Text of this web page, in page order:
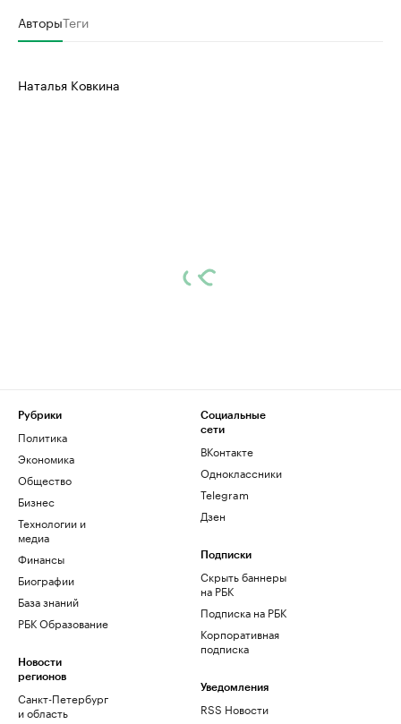
Делитесь новостями бизнеса на РБК
бренды спикеров бизнеса
АвторыТеги
Наталья Ковкина
Рубрики
Политика
Экономика
Общество
Бизнес
Технологии и
медиа
Финансы
Биографии
База знаний
РБК Образование
Новости
регионов
Санкт-Петербург
и область
Социальные
сети
ВКонтакте
Одноклассники
Telegram
Дзен
Подписки
Скрыть баннеры
на РБК
Подписка на РБК
Корпоративная
подписка
Уведомления
RSS Новости